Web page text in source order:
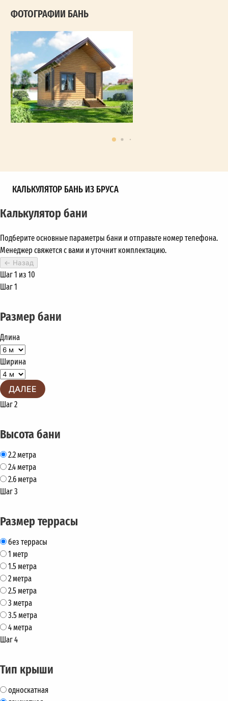
ФОТОГРАФИИ БАНЬ
КАЛЬКУЛЯТОР БАНЬ ИЗ БРУСА
Калькулятор бани
Подберите основные параметры бани и отправьте номер телефона.
Менеджер свяжется с вами и уточнит комплектацию.
← Назад
Шаг 1 из 10
Шаг 1
Размер бани
Длина
Ширина
ДАЛЕЕ
Шаг 2
Высота бани
2.2 метра
2.4 метра
2.6 метра
Шаг 3
Размер террасы
без террасы
1 метр
1.5 метра
2 метра
2.5 метра
3 метра
3.5 метра
4 метра
Шаг 4
Тип крыши
односкатная